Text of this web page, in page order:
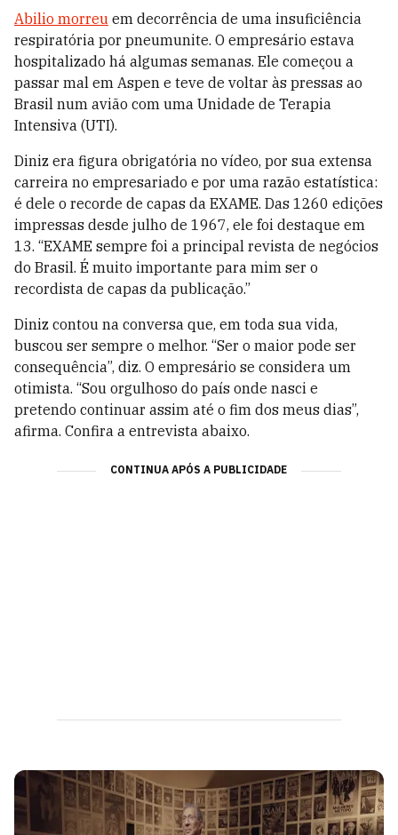
Abilio morreu em decorrência de uma insuficiência
respiratória por pneumunite. O empresário estava
hospitalizado há algumas semanas. Ele começou a
passar mal em Aspen e teve de voltar às pressas ao
Brasil num avião com uma Unidade de Terapia
Intensiva (UTI).
Diniz era figura obrigatória no vídeo, por sua extensa
carreira no empresariado e por uma razão estatística:
é dele o recorde de capas da EXAME. Das 1260 edições
impressas desde julho de 1967, ele foi destaque em
13. “EXAME sempre foi a principal revista de negócios
do Brasil. É muito importante para mim ser o
recordista de capas da publicação.”
Diniz contou na conversa que, em toda sua vida,
buscou ser sempre o melhor. “Ser o maior pode ser
consequência”, diz. O empresário se considera um
otimista. “Sou orgulhoso do país onde nasci e
pretendo continuar assim até o fim dos meus dias”,
afirma. Confira a entrevista abaixo.
CONTINUA APÓS A PUBLICIDADE